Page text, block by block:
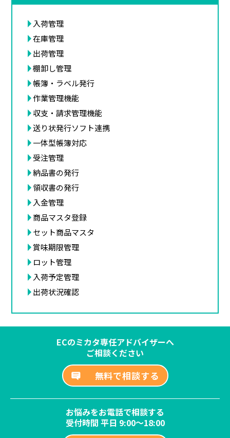
入荷管理
在庫管理
出荷管理
棚卸し管理
帳簿・ラベル発行
作業管理機能
収支・請求管理機能
送り状発行ソフト連携
一体型帳簿対応
受注管理
納品書の発行
領収書の発行
入金管理
商品マスタ登録
セット商品マスタ
賞味期限管理
ロット管理
入荷予定管理
出荷状況確認
ECのミカタ専任アドバイザーへ
ご相談ください
無料で相談する
お悩みをお電話で相談する
受付時間 平日 9:00～18:00